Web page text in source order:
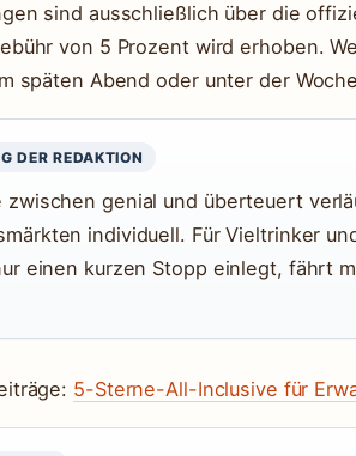
sind ausschließlich über die
von 5 Prozent wird erhoben.
späten Abend oder unter der
DER REDAKTION
zwischen genial und überteuert
individuell. Für Vieltrinker
einen kurzen Stopp einlegt, fährt
5-Sterne-All-Inclusive für